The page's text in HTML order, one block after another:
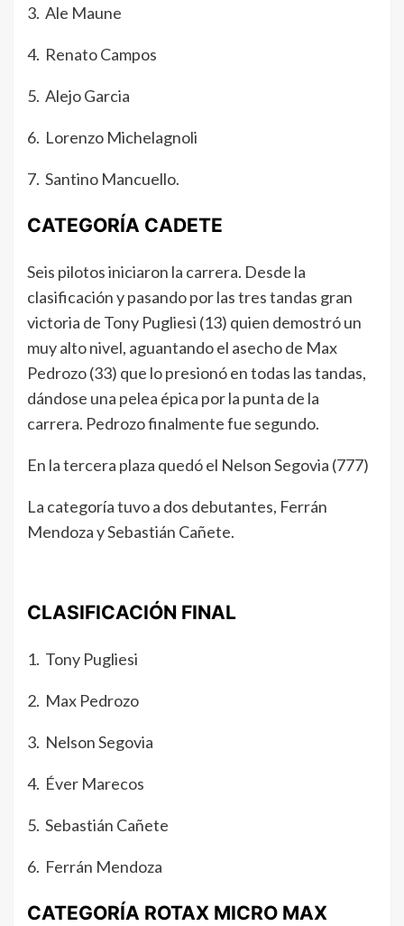
3. Ale Maune
4. Renato Campos
5. Alejo Garcia
6. Lorenzo Michelagnoli
7. Santino Mancuello.
CATEGORÍA CADETE
Seis pilotos iniciaron la carrera. Desde la
clasificación y pasando por las tres tandas gran
victoria de Tony Pugliesi (13) quien demostró un
muy alto nivel, aguantando el asecho de Max
Pedrozo (33) que lo presionó en todas las tandas,
dándose una pelea épica por la punta de la
carrera. Pedrozo finalmente fue segundo.
En la tercera plaza quedó el Nelson Segovia (777)
La categoría tuvo a dos debutantes, Ferrán
Mendoza y Sebastián Cañete.
CLASIFICACIÓN FINAL
1. Tony Pugliesi
2. Max Pedrozo
3. Nelson Segovia
4. Éver Marecos
5. Sebastián Cañete
6. Ferrán Mendoza
CATEGORÍA ROTAX MICRO MAX